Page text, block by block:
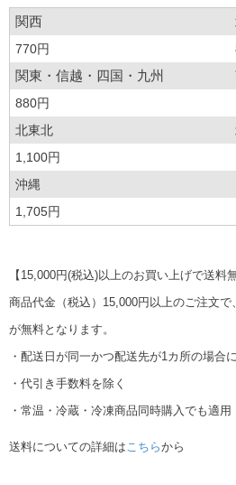
関西
770円
関東・信越・四国・九州
880円
北東北
1,100円
沖縄
1,705円
【15,000円(税込)以上のお買い上げで送料
商品代金（税込）15,000円以上のご注文
が無料となります。
・配送日が同一かつ配送先が1カ所の場合
・代引き手数料を除く
・常温・冷蔵・冷凍商品同時購入でも適用
送料についての詳細はこちらから